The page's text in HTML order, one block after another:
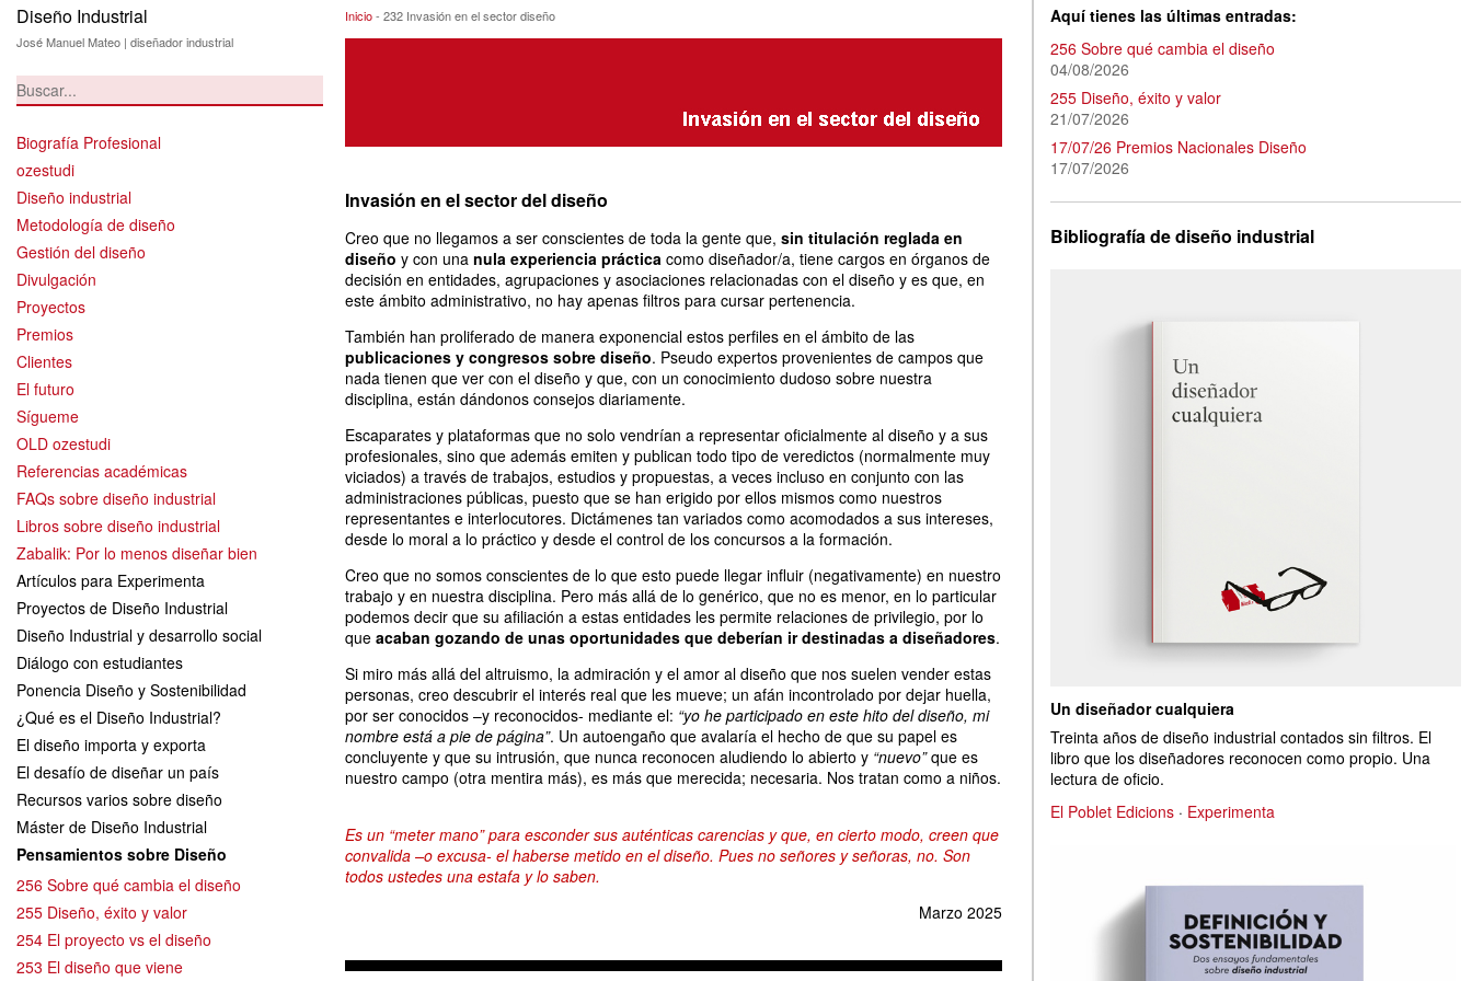
Diseño Industrial
José Manuel Mateo | diseñador industrial
Biografía Profesional
ozestudi
Diseño industrial
Metodología de diseño
Gestión del diseño
Divulgación
Proyectos
Premios
Clientes
El futuro
Sígueme
OLD ozestudi
Referencias académicas
FAQs sobre diseño industrial
Libros sobre diseño industrial
Zabalik: Por lo menos diseñar bien
Artículos para Experimenta
Proyectos de Diseño Industrial
Diseño Industrial y desarrollo social
Diálogo con estudiantes
Ponencia Diseño y Sostenibilidad
¿Qué es el Diseño Industrial?
El diseño importa y exporta
El desafío de diseñar un país
Recursos varios sobre diseño
Máster de Diseño Industrial
Pensamientos sobre Diseño
256 Sobre qué cambia el diseño
255 Diseño, éxito y valor
254 El proyecto vs el diseño
253 El diseño que viene
232 Invasión en el sector diseño
Inicio- 232 Invasión en el sector diseño
Invasión en el sector del diseño
Creo que no llegamos a ser conscientes de toda la gente que, sin titulación reglada en
diseño y con una nula experiencia práctica como diseñador/a, tiene cargos en órganos de
decisión en entidades, agrupaciones y asociaciones relacionadas con el diseño y es que, en
este ámbito administrativo, no hay apenas filtros para cursar pertenencia.
También han proliferado de manera exponencial estos perfiles en el ámbito de las
publicaciones y congresos sobre diseño. Pseudo expertos provenientes de campos que
nada tienen que ver con el diseño y que, con un conocimiento dudoso sobre nuestra
disciplina, están dándonos consejos diariamente.
Escaparates y plataformas que no solo vendrían a representar oficialmente al diseño y a sus
profesionales, sino que además emiten y publican todo tipo de veredictos (normalmente muy
viciados) a través de trabajos, estudios y propuestas, a veces incluso en conjunto con las
administraciones públicas, puesto que se han erigido por ellos mismos como nuestros
representantes e interlocutores. Dictámenes tan variados como acomodados a sus intereses,
desde lo moral a lo práctico y desde el control de los concursos a la formación.
Creo que no somos conscientes de lo que esto puede llegar influir (negativamente) en nuestro
trabajo y en nuestra disciplina. Pero más allá de lo genérico, que no es menor, en lo particular
podemos decir que su afiliación a estas entidades les permite relaciones de privilegio, por lo
que acaban gozando de unas oportunidades que deberían ir destinadas a diseñadores.
Si miro más allá del altruismo, la admiración y el amor al diseño que nos suelen vender estas
personas, creo descubrir el interés real que les mueve; un afán incontrolado por dejar huella,
por ser conocidos –y reconocidos- mediante el: “yo he participado en este hito del diseño, mi
nombre está a pie de página”. Un autoengaño que avalaría el hecho de que su papel es
concluyente y que su intrusión, que nunca reconocen aludiendo lo abierto y “nuevo”que es
nuestro campo (otra mentira más), es más que merecida; necesaria. Nos tratan como a niños.
Es un “meter mano”para esconder sus auténticas carencias y que, en cierto modo, creen que
convalida –o excusa- el haberse metido en el diseño. Pues no señores y señoras, no. Son
todos ustedes una estafa y lo saben.
Marzo 2025
Aquí tienes las últimas entradas:
256 Sobre qué cambia el diseño
04/08/2026
255 Diseño, éxito y valor
21/07/2026
17/07/26 Premios Nacionales Diseño
17/07/2026
Bibliografía de diseño industrial
Un diseñador cualquiera
Treinta años de diseño industrial contados sin filtros. El
libro que los diseñadores reconocen como propio. Una
lectura de oficio.
El Poblet Edicions · Experimenta